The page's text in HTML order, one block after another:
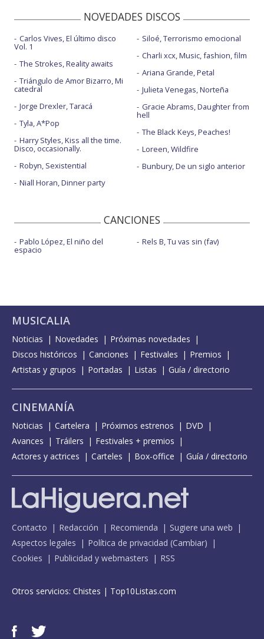
NOVEDADES DISCOS
Carlos Vives, El último disco
Vol. 1
The Strokes, Reality awaits
Triángulo de Amor Bizarro, Mi
catedral
Jorge Drexler, Taracá
Tyla, A*Pop
Harry Styles, Kiss all the time.
Disco, occasionally.
Robyn, Sexistential
Niall Horan, Dinner party
Siloé, Terrorismo emocional
Charli xcx, Music, fashion, film
Ariana Grande, Petal
Julieta Venegas, Norteña
Gracie Abrams, Daughter from
hell
The Black Keys, Peaches!
Loreen, Wildfire
Bunbury, De un siglo anterior
CANCIONES
Pablo López, El niño del
espacio
Rels B, Tu vas sin (fav)
MUSICALIA
Noticias Novedades
Próximas novedades
Discos históricos
Canciones Festivales
Premios
Artistas y grupos
Portadas Listas Guía / directorio
CINEMANÍA
Noticias Cartelera Próximos estrenos
DVD
Avances
Tráilers
Festivales + premios
Actores y actrices
Carteles Box-office Guía / directorio
Contacto Redacción Recomienda
Sugiere una web
Aspectos legales
Política de privacidad (Cambiar)
Cookies
Publicidad y webmasters RSS
Otros servicios: Chistes | Top10Listas.com